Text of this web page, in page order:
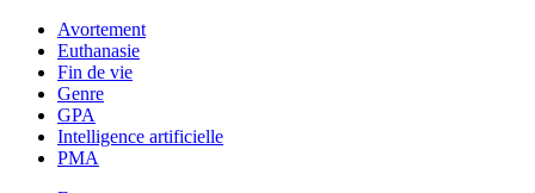
Avortement
Euthanasie
Fin de vie
Genre
GPA
Intelligence artificielle
PMA